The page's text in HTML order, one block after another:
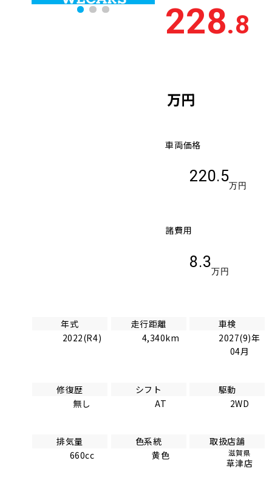
228.8
万円
車両価格
220.5
万円
諸費用
8.3
万円
年式
2022(R4)
走行距離
4,340km
車検
2027(9)年
04月
修復歴
無し
シフト
AT
駆動
2WD
排気量
660cc
色系統
黄色
取扱店舗
滋賀県
草津店